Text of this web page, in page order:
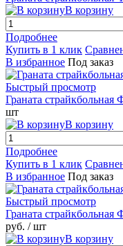
В корзину
Подробнее
Купить в 1 клик
В избранное Под заказ
Быстрый просмотр
Граната страйкбольная
шт
В корзину
Подробнее
Купить в 1 клик
В избранное Под заказ
Быстрый просмотр
Граната
руб. / шт
В корзину